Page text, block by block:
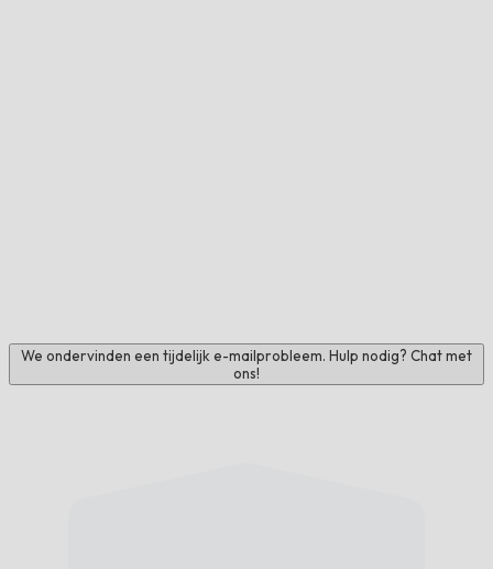
We ondervinden een tijdelijk e-mailprobleem. Hulp nodig? Chat met
ons!